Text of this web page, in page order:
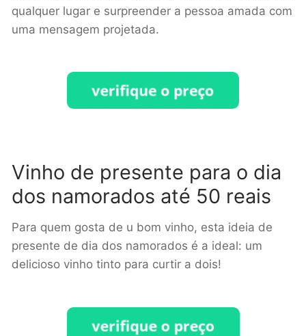
qualquer lugar e surpreender a pessoa amada com
uma mensagem projetada.
Vinho de presente para o dia
dos namorados até 50 reais
Para quem gosta de u bom vinho, esta ideia de
presente de dia dos namorados é a ideal: um
delicioso vinho tinto para curtir a dois!